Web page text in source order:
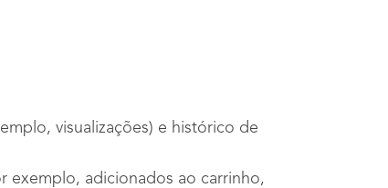
visualizações) e histórico de
exemplo, adicionados ao carrinho,